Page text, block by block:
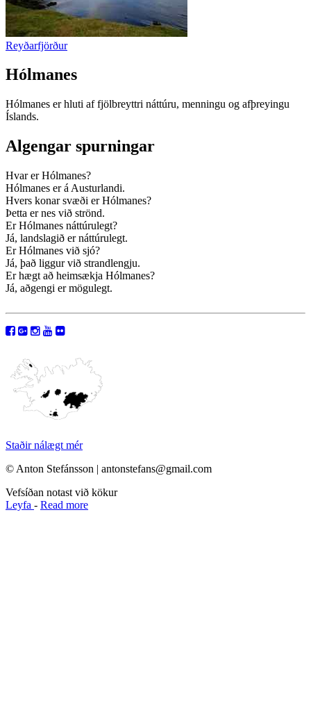
Reyðarfjörður
Hólmanes
Hólmanes er hluti af fjölbreyttri náttúru, menningu og afþreyingu
Íslands.
Algengar spurningar
Hvar er Hólmanes?
Hólmanes er á Austurlandi.
Hvers konar svæði er Hólmanes?
Þetta er nes við strönd.
Er Hólmanes náttúrulegt?
Já, landslagið er náttúrulegt.
Er Hólmanes við sjó?
Já, það liggur við strandlengju.
Er hægt að heimsækja Hólmanes?
Já, aðgengi er mögulegt.
Staðir nálægt mér
© Anton Stefánsson | antonstefans@gmail.com
Vefsíðan notast við kökur
Leyfa - Read more